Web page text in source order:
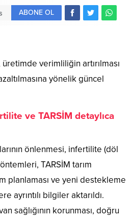
ABONE OL
verimliliğin artırılması
yönelik güncel
ve TARSİM detaylıca
önlenmesi, infertilite (döl
TARSİM tarım
planlaması ve yeni destekleme
ayrıntılı bilgiler aktarıldı.
sağlığının korunması, doğru